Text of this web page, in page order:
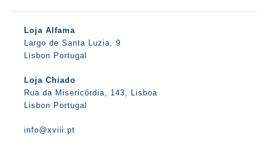
Loja Alfama
Largo de Santa Luzia, 9
Lisbon Portugal
Loja Chiado
Rua da Misericórdia, 143, Lisboa
Lisbon Portugal
info@xviii.pt